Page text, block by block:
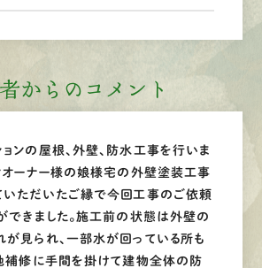
からのコメント
ンの屋根、外壁、防水工事を行いま
オーナー様の娘様宅の外壁塗装工事
いただいたご縁で今回工事のご依頼
できました。施工前の状態は外壁の
見られ、一部水が回っている所も
補修に手間を掛けて建物全体の防